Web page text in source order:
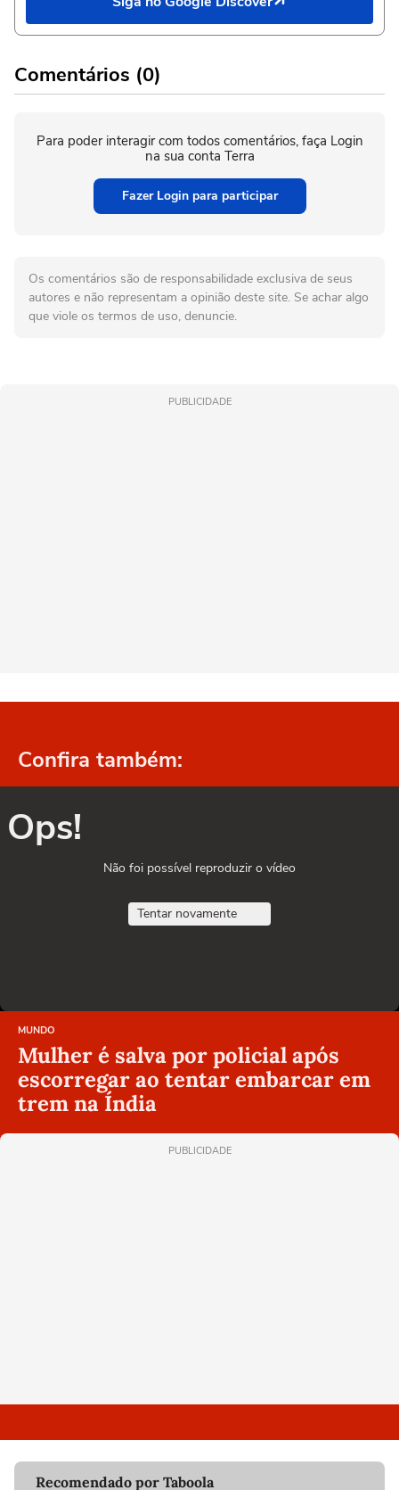
Comentários (0)
Para poder interagir com todos comentários, faça Login
na sua conta Terra
Fazer Login para participar
Os comentários são de responsabilidade exclusiva de seus
autores e não representam a opinião deste site. Se achar algo
que viole os termos de uso, denuncie.
PUBLICIDADE
Confira também:
Ops!
Não foi possível reproduzir o vídeo
Tentar novamente
MUNDO
Mulher é salva por policial após
escorregar ao tentar embarcar em
trem na Índia
PUBLICIDADE
Recomendado por Taboola